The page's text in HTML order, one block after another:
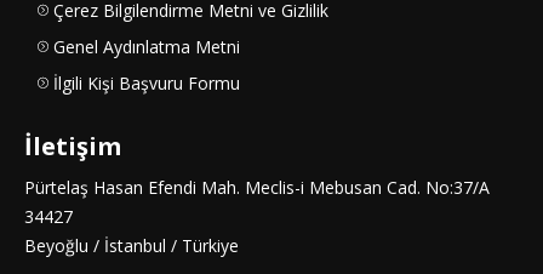
Çerez Bilgilendirme Metni ve Gizlilik
Genel Aydınlatma Metni
İlgili Kişi Başvuru Formu
İletişim
Pürtelaş Hasan Efendi Mah. Meclis-i Mebusan Cad. No:37/A
34427
Beyoğlu / İstanbul / Türkiye